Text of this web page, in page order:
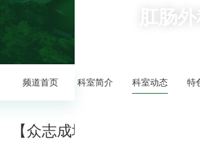
肛肠
频道首页 科室简介 科室动态 特
【众志成城战疫情】肛肠外